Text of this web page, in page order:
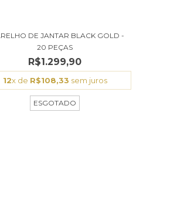
DE JANTAR BLACK GOLD -
20 PEÇAS
R$1.299,90
12x de R$108,33 sem juros
ESGOTADO